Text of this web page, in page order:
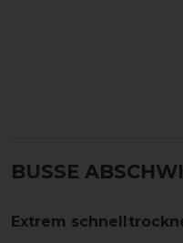
BUSSE
Extrem